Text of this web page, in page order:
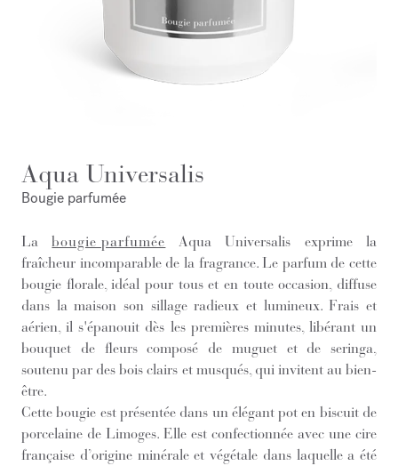
Aqua Universalis
Bougie parfumée
Labougie parfumée Aqua Universalis exprime la
fraîcheur incomparable de la fragrance. Le parfum de cette
bougie florale, idéal pour tous et en toute occasion, diffuse
dans la maison son sillage radieux et lumineux. Frais et
aérien, il s'épanouit dès les premières minutes, libérant un
bouquet de fleurs composé de muguet et de seringa,
soutenu par des bois clairs et musqués, qui invitent au bien-
être.
Cette bougie est présentée dans un élégant pot en biscuit de
porcelaine de Limoges. Elle est confectionnée avec une cire
française d’origine minérale et végétale dans laquelle a été